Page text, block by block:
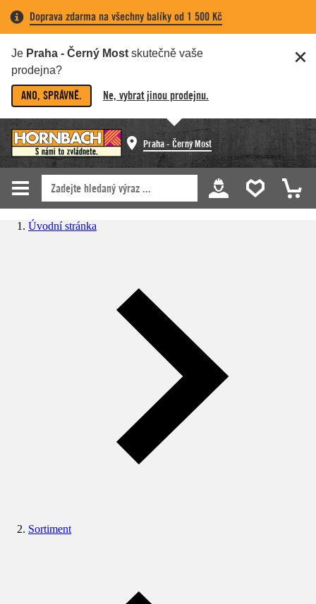
Doprava zdarma na všechny balíky od 1 500 Kč
Je Praha - Černý Most skutečně vaše
prodejna?
ANO, SPRÁVNĚ. Ne, vybrat jinou prodejnu.
Praha - Černý Most
Úvodní stránka
Sortiment